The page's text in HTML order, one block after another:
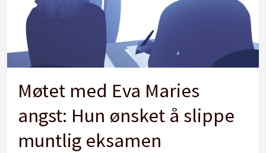
Møtet med Eva Maries
angst: Hun ønsket å slippe
muntlig eksamen